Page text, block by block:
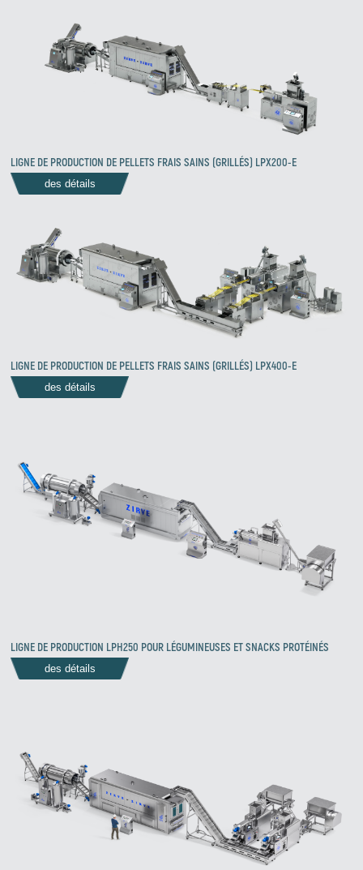
LIGNE DE PRODUCTION DE PELLETS FRAIS SAINS (GRILLÉS) LPX200-E
des détails
LIGNE DE PRODUCTION DE PELLETS FRAIS SAINS (GRILLÉS) LPX400-E
des détails
LIGNE DE PRODUCTION LPH250 POUR LÉGUMINEUSES ET SNACKS PROTÉINÉS
des détails